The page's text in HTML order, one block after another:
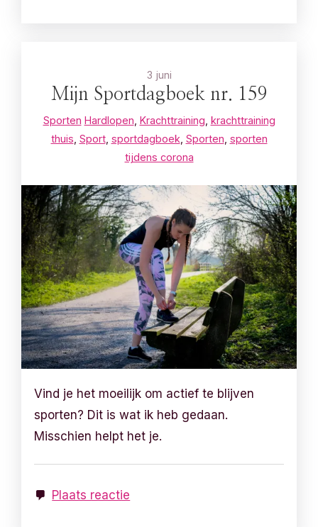
3 juni
Mijn Sportdagboek nr. 159
Sporten Hardlopen Krachttraining krachttraining
thuis Sport, sportdagboek Sporten sporten
tijdens corona
Vind je het moeilijk om actief te blijven
sporten? Dit is wat ik heb gedaan.
Misschien helpt het je.
Plaats reactie